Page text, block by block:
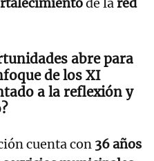
de lared
abre para
de los XI
a la reflexión y
cuenta con 36 años